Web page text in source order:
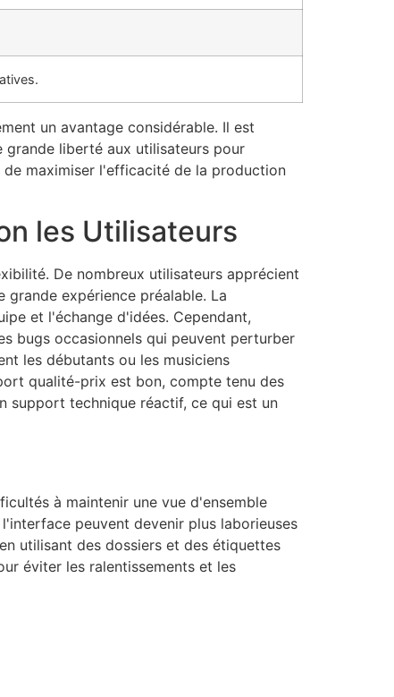
un avantage considérable. Il est
grande liberté aux utilisateurs pour
maximiser l'efficacité de la production
les Utilisateurs
De nombreux utilisateurs apprécient
expérience préalable. La
et l'échange d'idées. Cependant,
bugs occasionnels qui peuvent perturber
les débutants ou les musiciens
qualité-prix est bon, compte tenu des
support technique réactif, ce qui est un
à maintenir une vue d'ensemble
peuvent devenir plus laborieuses
utilisant des dossiers et des étiquettes
éviter les ralentissements et les